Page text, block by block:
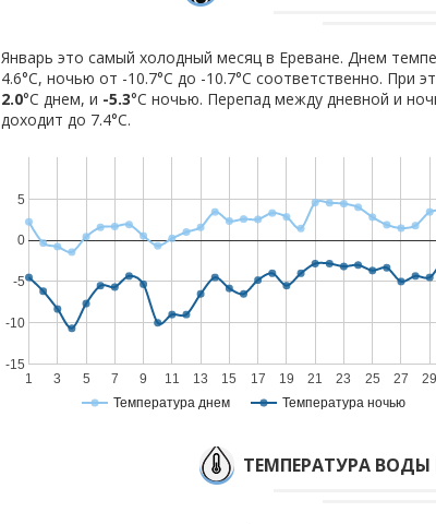
Январь это самый холодный месяц в Ереване. Днем
4.6°C, ночью от -10.7°C до -10.7°C соответственно. При
2.0°C днем, и -5.3°C ночью. Перепад между дневной и
доходит до 7.4°С.
Температура днем Температура ночью
1 3 5 7 9 11 13 15 17 19 21 23 25 27 29
-15
-10
-5
0
5
ТЕМПЕРАТУРА ВОДЫ